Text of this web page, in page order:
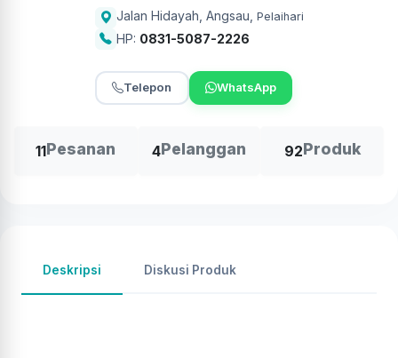
Jalan Hidayah, Angsau Pelaihari
HP: 0831-5087-2226
Telepon WhatsApp
11Pesanan 4Pelanggan 92Produk
Deskripsi Diskusi Produk